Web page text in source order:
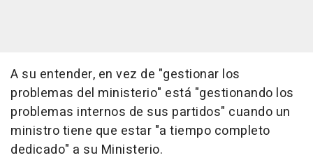
A su entender, en vez de "gestionar los
problemas del ministerio" está "gestionando los
problemas internos de sus partidos" cuando un
ministro tiene que estar "a tiempo completo
dedicado" a su Ministerio.